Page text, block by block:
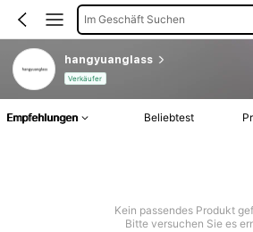
Im Geschäft Suchen
hangyuanglass
Verkäufer
Empfehlungen Beliebtest
Kein passendes Produkt
Bitte versuchen Sie es